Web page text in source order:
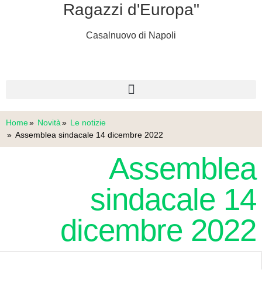
Ragazzi d'Europa"
Casalnuovo di Napoli
Home Novità
Le notizie
Assemblea sindacale 14 dicembre 2022
Assemblea
sindacale 14
dicembre 2022